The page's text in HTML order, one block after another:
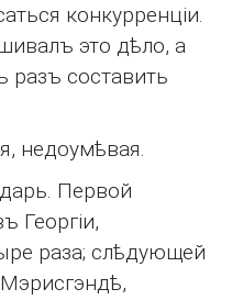
конкурренціи.
это дѣло, а
разъ составить
недоумѣвая.
Первой
Георгіи,
раза; слѣдующей